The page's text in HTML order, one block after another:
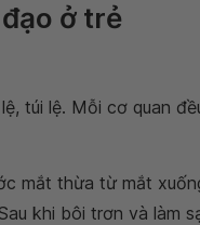
ở trẻ
túi lệ. Mỗi cơ quan
mắt thừa từ mắt
khi bôi trơn và làm